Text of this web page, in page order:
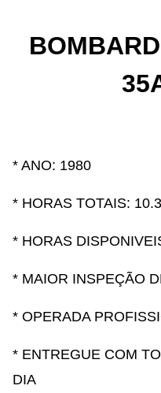
* ANO: 1980
* HORAS TOTAIS:
* HORAS
* MAIOR INSPEÇÃO
* OPERADA
* ENTREGUE COM
DIA